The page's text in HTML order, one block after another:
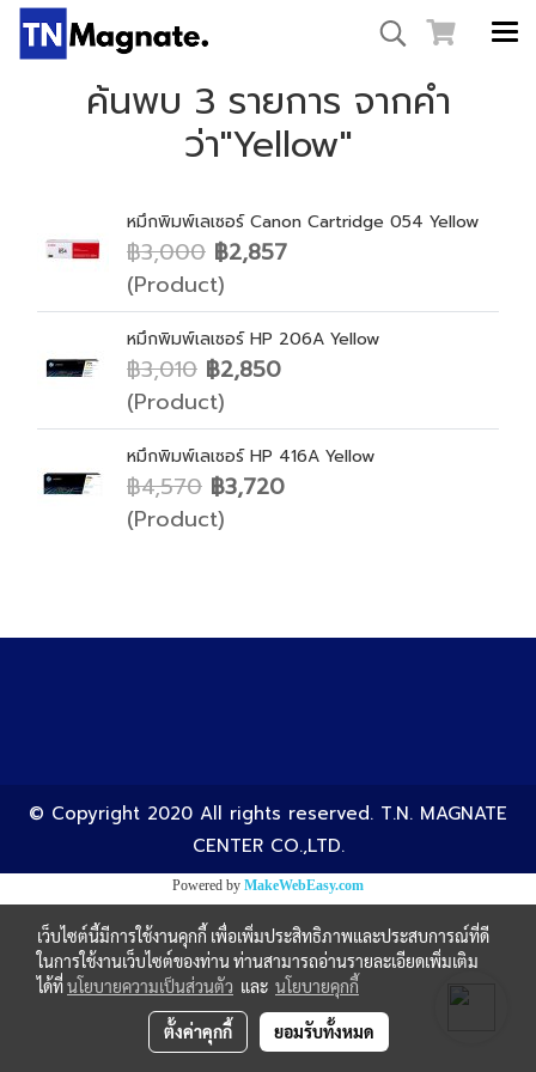
ค้นพบ 3 รายการ จากคำ
ว่า"Yellow"
หมึกพิมพ์เลเซอร์ Canon Cartridge 054 Yellow
฿3,000 ฿2,857
(Product)
หมึกพิมพ์เลเซอร์ HP 206A Yellow
฿3,010 ฿2,850
(Product)
หมึกพิมพ์เลเซอร์ HP 416A Yellow
฿4,570 ฿3,720
(Product)
© Copyright 2020 All rights reserved. T.N. MAGNATE
CENTER CO.,LTD.
Powered by MakeWebEasy.com
เว็บไซต์นี้มีการใช้งานคุกกี้ เพื่อเพิ่มประสิทธิภาพและประสบการณ์ที่ดี
ในการใช้งานเว็บไซต์ของท่าน ท่านสามารถอ่านรายละเอียดเพิ่มเติม
ได้ที่นโยบายความเป็นส่วนตัว และ นโยบายคุกกี้
ตั้งค่าคุกกี้ ยอมรับทั้งหมด